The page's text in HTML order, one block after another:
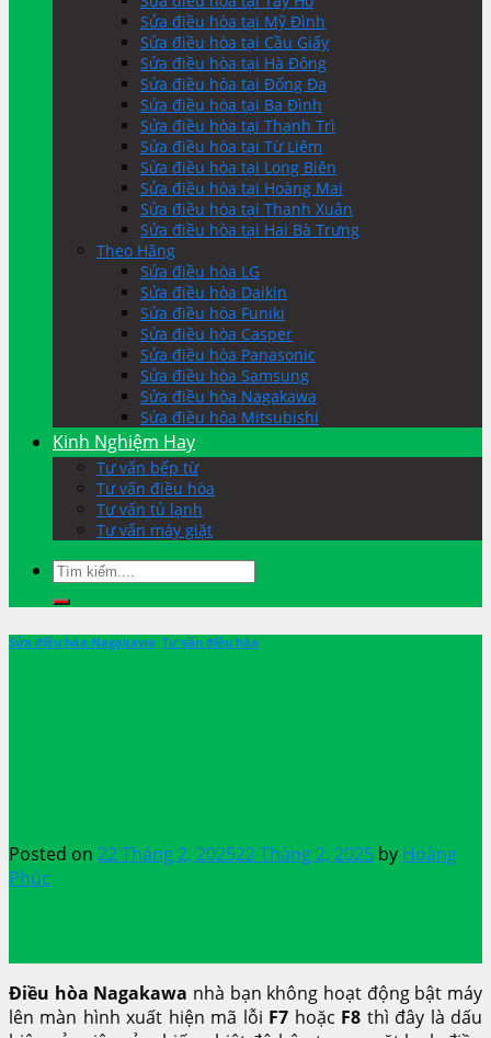
Sửa điều hòa tại Mỹ Đình
Sửa điều hòa tại Cầu Giấy
Sửa điều hòa tại Hà Đông
Sửa điều hòa tại Đống Đa
Sửa điều hòa tại Ba Đình
Sửa điều hòa tại Thanh Trì
Sửa điều hòa tại Từ Liêm
Sửa điều hòa tại Long Biên
Sửa điều hòa tại Hoàng Mai
Sửa điều hòa tại Thanh Xuân
Sửa điều hòa tại Hai Bà Trưng
Theo Hãng
Sửa điều hòa LG
Sửa điều hòa Daikin
Sửa điều hòa Funiki
Sửa điều hòa Casper
Sửa điều hòa Panasonic
Sửa điều hòa Samsung
Sửa điều hòa Nagakawa
Sửa điều hòa Mitsubishi
Kinh Nghiệm Hay
Tư vấn bếp từ
Tư vấn điều hòa
Tư vấn tủ lạnh
Tư vấn máy giặt
Sửa điều hòa Nagakawa Tư vấn điều hòa
Posted on 22 Tháng 2, 202522 Tháng 2, 2025 by Hoàng
Phúc
Điều hòa Nagakawa nhà bạn không hoạt động bật máy
lên màn hình xuất hiện mã lỗi F7 hoặc F8 thì đây là dấu